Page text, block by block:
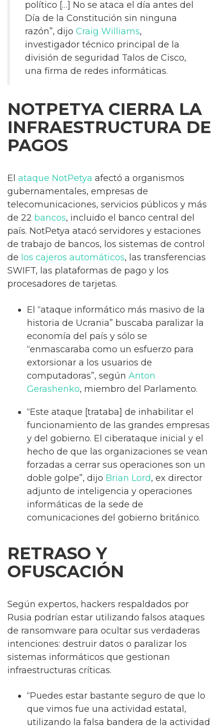
político […] No se ataca el día antes del
Día de la Constitución sin ninguna
razón”, dijo Craig Williams,
investigador técnico principal de la
división de seguridad Talos de Cisco,
una firma de redes informáticas.
NOTPETYA CIERRA LA
INFRAESTRUCTURA DE
PAGOS
El ataque NotPetya afectó a organismos
gubernamentales, empresas de
telecomunicaciones, servicios públicos y más
de 22 bancos, incluido el banco central del
país. NotPetya atacó servidores y estaciones
de trabajo de bancos, los sistemas de control
de los cajeros automáticos, las transferencias
SWIFT, las plataformas de pago y los
procesadores de tarjetas.
El “ataque informático más masivo de la
historia de Ucrania” buscaba paralizar la
economía del país y sólo se
“enmascaraba como un esfuerzo para
extorsionar a los usuarios de
computadoras”, según Anton
Gerashenko, miembro del Parlamento.
“Este ataque [trataba] de inhabilitar el
funcionamiento de las grandes empresas
y del gobierno. El ciberataque inicial y el
hecho de que las organizaciones se vean
forzadas a cerrar sus operaciones son un
doble golpe”, dijo Brian Lord, ex director
adjunto de inteligencia y operaciones
informáticas de la sede de
comunicaciones del gobierno británico.
RETRASO Y
OFUSCACIÓN
Según expertos, hackers respaldados por
Rusia podrían estar utilizando falsos ataques
de ransomware para ocultar sus verdaderas
intenciones: destruir datos o paralizar los
sistemas informáticos que gestionan
infraestructuras críticas.
“Puedes estar bastante seguro de que lo
que vimos fue una actividad estatal,
utilizando la falsa bandera de la actividad